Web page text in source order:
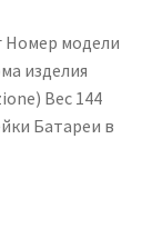
Номер модели
изделия
Вес ‎144
‎Батареи в